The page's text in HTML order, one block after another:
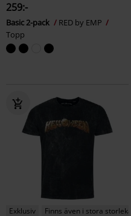
259:-
Basic 2-pack
RED by EMP
Topp
Exklusiv Finns även i stora storlekar